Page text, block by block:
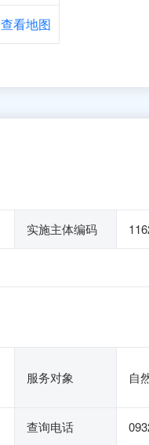
查看地图
实施主体编码
服务对象 自
查询电话